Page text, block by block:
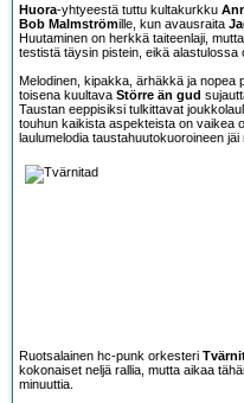
Huora-yhtyeestä tuttu kultakurkku
Bob Malmströmille, kun avausraita
Huutaminen on herkkä taiteenlaji,
testistä täysin pistein, eikä alastulossa
Melodinen, kipakka, ärhäkkä ja nopea
toisena kuultava Större än gud
Taustan eeppisiksi tulkittavat
touhun kaikista aspekteista on vaikea
laulumelodia taustahuutokuoroineen jäi
Ruotsalainen hc-punk orkesteri
kokonaiset neljä rallia, mutta aikaa
minuuttia.